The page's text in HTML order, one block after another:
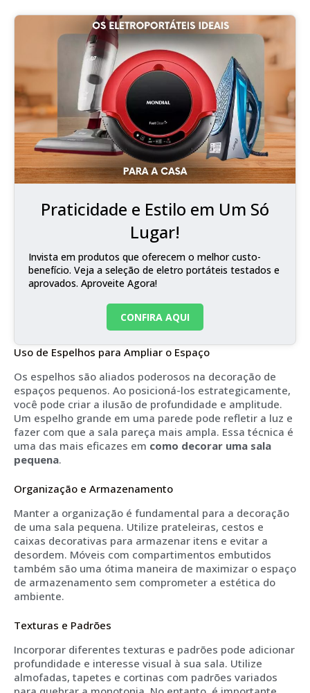
Praticidade e Estilo em Um Só
Lugar!
Invista em produtos que oferecem o melhor custo-
benefício. Veja a seleção de eletro portáteis testados e
aprovados. Aproveite Agora!
CONFIRA AQUI
Uso de Espelhos para Ampliar o Espaço
Os espelhos são aliados poderosos na decoração de
espaços pequenos. Ao posicioná-los estrategicamente,
você pode criar a ilusão de profundidade e amplitude.
Um espelho grande em uma parede pode refletir a luz e
fazer com que a sala pareça mais ampla. Essa técnica é
uma das mais eficazes em como decorar uma sala
pequena.
Organização e Armazenamento
Manter a organização é fundamental para a decoração
de uma sala pequena. Utilize prateleiras, cestos e
caixas decorativas para armazenar itens e evitar a
desordem. Móveis com compartimentos embutidos
também são uma ótima maneira de maximizar o espaço
de armazenamento sem comprometer a estética do
ambiente.
Texturas e Padrões
Incorporar diferentes texturas e padrões pode adicionar
profundidade e interesse visual à sua sala. Utilize
almofadas, tapetes e cortinas com padrões variados